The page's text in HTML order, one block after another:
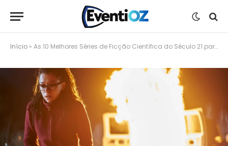
Início » As 10 Melhores Séries de Ficção Científica do Século 21 para Assistir Agora